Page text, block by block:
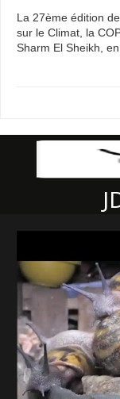
La 27ème édition
sur le Climat, la
Sharm El Sheikh, en